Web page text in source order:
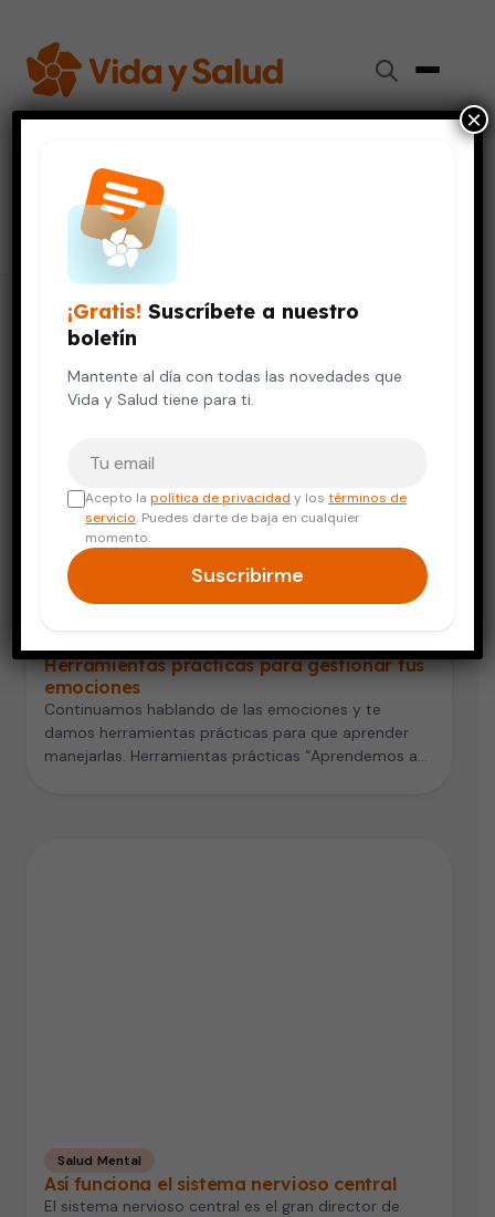
trastorno emocional
9 artículos
Herramientas prácticas para gestionar tus
emociones
Continuamos hablando de las emociones y te
damos herramientas prácticas para que aprender
manejarlas. Herramientas prácticas “Aprendemos a
Salud Mental
Así funciona el sistema nervioso central
El sistema nervioso central es el gran director de
¡Gratis! Suscríbete a nuestro
boletín
Mantente al día con todas las novedades que
Vida y Salud tiene para ti.
Acepto lapolítica de privacidad y lostérminos de
servicio. Puedes darte de baja en cualquier
momento.
Suscribirme
×